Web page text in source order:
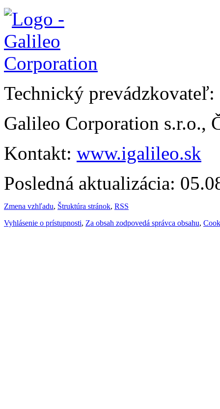
Technický prevádzkovateľ:
Galileo Corporation s.r.o.,
Kontakt: www.igalileo.sk
Posledná aktualizácia:
Zmena vzhľadu, Štruktúra stránok, RSS
Vyhlásenie o prístupnosti, Za obsah zodpovedá správca obsahu,